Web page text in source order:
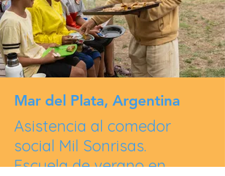
Mar del Plata, Argentina
Asistencia al comedor
social Mil Sonrisas.
Escuela de verano en